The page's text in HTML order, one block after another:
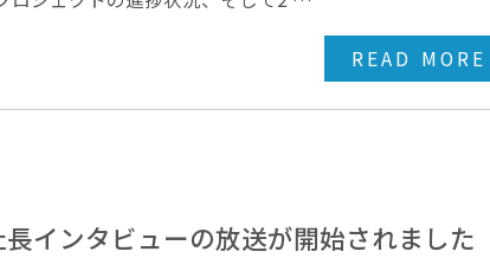
READ MORE
インタビューの放送が開始されました